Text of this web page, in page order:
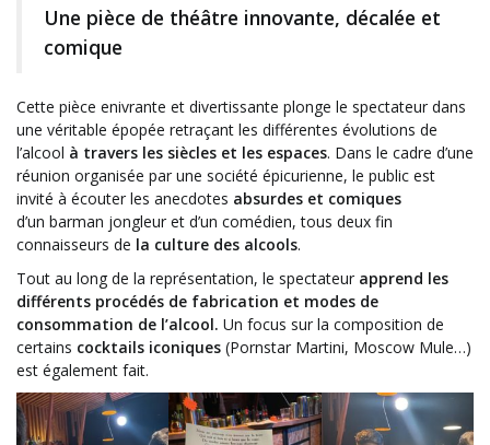
Une pièce de théâtre innovante, décalée et
comique
Cette pièce enivrante et divertissante plonge le spectateur dans
une véritable épopée retraçant les différentes évolutions de
l’alcool à travers les siècles et les espaces. Dans le cadre d’une
réunion organisée par une société épicurienne, le public est
invité à écouter les anecdotes absurdes et comiques
d’un barman jongleur et d’un comédien, tous deux fin
connaisseurs de la culture des alcools.
Tout au long de la représentation, le spectateur apprend les
différents procédés de fabrication et modes de
consommation de l’alcool. Un focus sur la composition de
certains cocktails iconiques (Pornstar Martini, Moscow Mule…)
est également fait.